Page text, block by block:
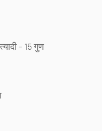
- 15 गुण